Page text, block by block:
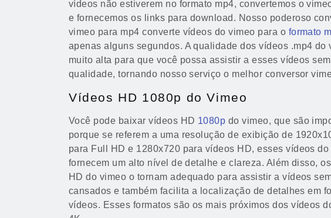
vídeos não estiverem no formato mp4, convertemos o
e fornecemos os links para download. Nosso poderoso
vimeo para mp4 converte vídeos do vimeo para o formato
apenas alguns segundos. A qualidade dos vídeos .mp4 do
muito alta para que você possa assistir a esses vídeos
qualidade, tornando nosso serviço o melhor conversor
Vídeos HD 1080p do Vimeo
Você pode baixar vídeos HD 1080p do vimeo, que são
porque se referem a uma resolução de exibição de
para Full HD e 1280x720 para vídeos HD, esses vídeos do
fornecem um alto nível de detalhe e clareza. Além disso,
HD do vimeo o tornam adequado para assistir a vídeos
cansados e também facilita a localização de detalhes em
vídeos. Esses formatos são os mais próximos dos vídeos